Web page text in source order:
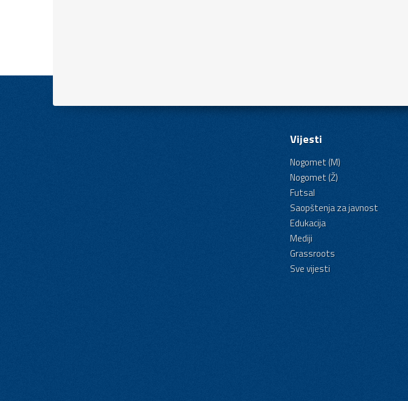
Vijesti
Nogomet (M)
Nogomet (Ž)
Futsal
Saopštenja za javnost
Edukacija
Mediji
Grassroots
Sve vijesti